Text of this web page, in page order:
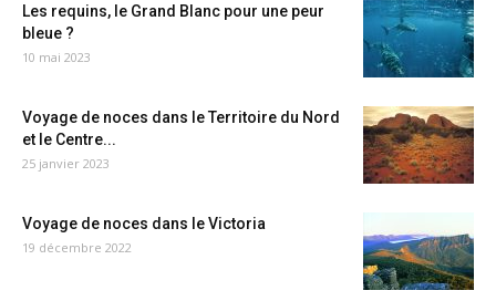
Les requins, le Grand Blanc pour une peur
bleue ?
10 mai 2023
Voyage de noces dans le Territoire du Nord
et le Centre...
25 janvier 2023
Voyage de noces dans le Victoria
19 décembre 2022